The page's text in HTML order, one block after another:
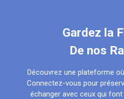
Gardez la
De nos
Découvrez une plateforme
Connectez-vous pour
échanger avec ceux qui